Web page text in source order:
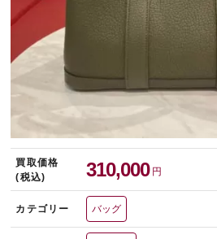
買取価格
(税込)
310,000 円
カテゴリー バッグ